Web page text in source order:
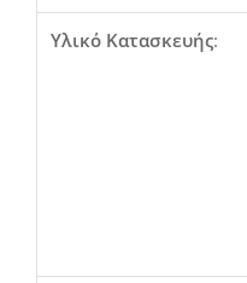
Υλικό Κατασκευής: